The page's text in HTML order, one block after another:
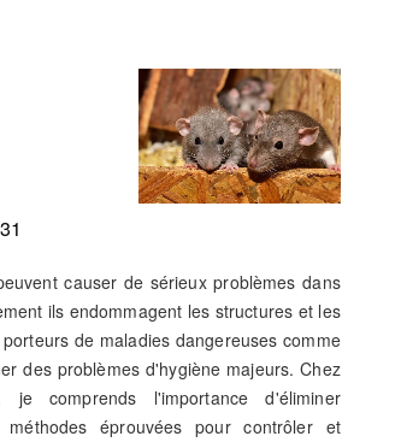
causer de sérieux problèmes dans
ils endommagent les structures et les
de maladies dangereuses comme
des problèmes d'hygiène majeurs. Chez
je comprends l'importance d'éliminer
éprouvées pour contrôler et